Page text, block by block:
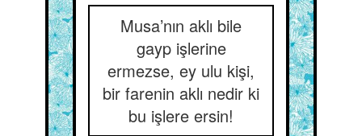
Musa’nın aklı bile
gayp işlerine
ermezse, ey ulu kişi,
bir farenin aklı nedir ki
bu işlere ersin!